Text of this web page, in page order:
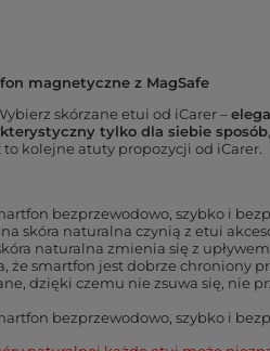
magnetyczne z MagSafe
skórzane etui od iCarer –
tylko dla siebie sposób
kolejne atuty propozycji od iCarer.
bezprzewodowo, szybko i
skóra naturalna czynią z etui
naturalna zmienia się z
że smartfon jest dobrze chroniony
dzięki czemu nie zsuwa się, nie
bezprzewodowo, szybko i